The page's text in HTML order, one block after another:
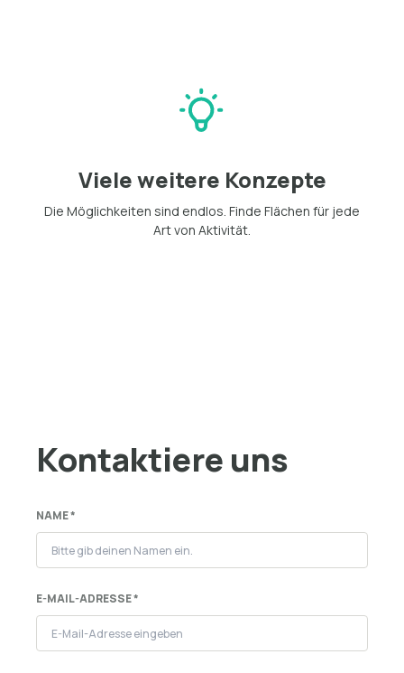
Viele weitere Konzepte
Die Möglichkeiten sind endlos. Finde Flächen für jede
Art von Aktivität.
Kontaktiere uns
NAME *
E-MAIL-ADRESSE *